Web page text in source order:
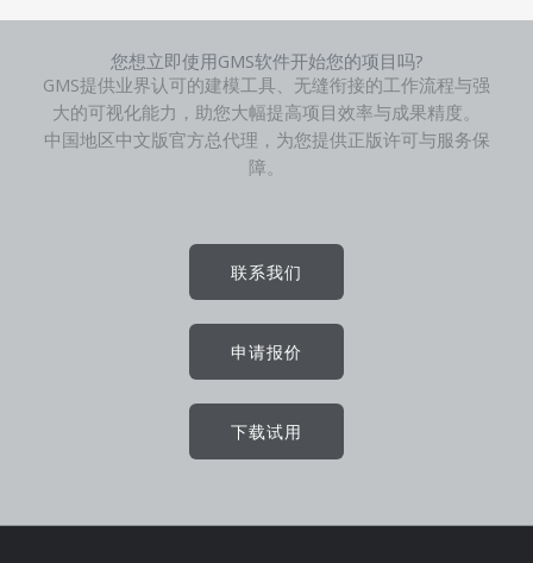
您想立即使用GMS软件开始您的项目吗?
GMS提供业界认可的建模工具、无缝衔接的工作流程与强
大的可视化能力，助您大幅提高项目效率与成果精度。
中国地区中文版官方总代理，为您提供正版许可与服务保
障。
联系我们
申请报价
下载试用